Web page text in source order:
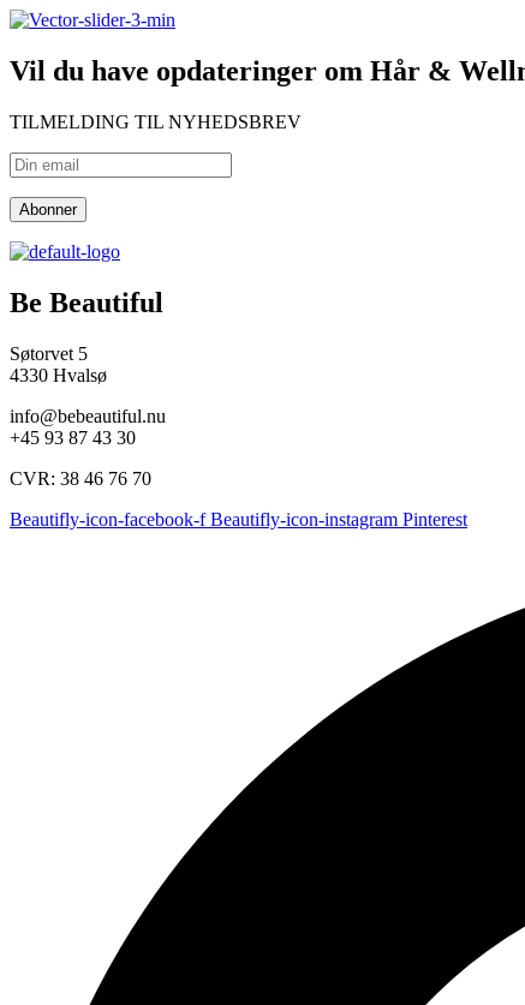
Vil du have opdateringer om Hår &
TILMELDING TIL NYHEDSBREV
Be Beautiful
Søtorvet 5
4330 Hvalsø
info@bebeautiful.nu
+45 93 87 43 30
CVR: 38 46 76 70
Beautifly-icon-facebook-f Beautifly-icon-instagram Pinterest